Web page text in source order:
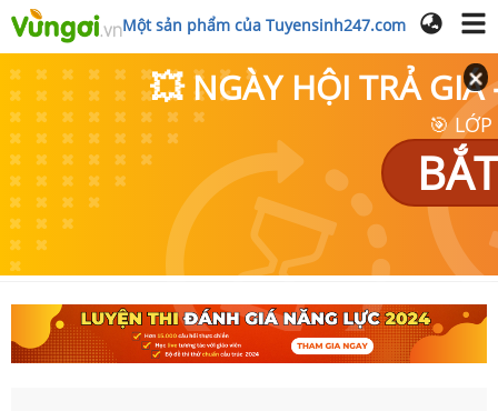
Một sản phẩm của Tuyensinh247.com
💥 NGÀY HỘI TRẢ GIÁ
🎯